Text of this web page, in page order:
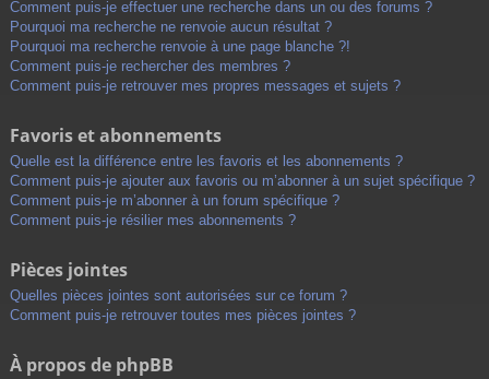
Comment puis-je effectuer une recherche dans un ou des forums ?
Pourquoi ma recherche ne renvoie aucun résultat ?
Pourquoi ma recherche renvoie à une page blanche ?!
Comment puis-je rechercher des membres ?
Comment puis-je retrouver mes propres messages et sujets ?
Favoris et abonnements
Quelle est la différence entre les favoris et les abonnements ?
Comment puis-je ajouter aux favoris ou m’abonner à un sujet spécifique ?
Comment puis-je m’abonner à un forum spécifique ?
Comment puis-je résilier mes abonnements ?
Pièces jointes
Quelles pièces jointes sont autorisées sur ce forum ?
Comment puis-je retrouver toutes mes pièces jointes ?
À propos de phpBB